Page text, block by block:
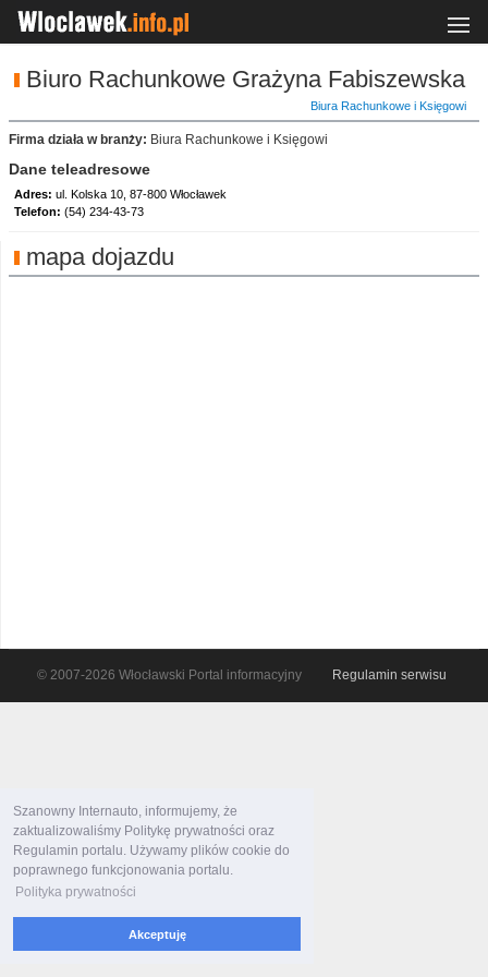
Szanowny Internauto, informujemy, że
zaktualizowaliśmy Politykę prywatności oraz
Regulamin portalu. Używamy plików cookie do
poprawnego funkcjonowania portalu.
Polityka prywatności
Akceptuję
Biuro Rachunkowe Grażyna Fabiszewska
Biura Rachunkowe i Księgowi
Firma działa w branży: Biura Rachunkowe i Księgowi
Dane teleadresowe
Adres: ul. Kolska 10, 87-800 Włocławek
Telefon: (54) 234-43-73
mapa dojazdu
© 2007-2026 Włocławski Portal informacyjny Regulamin serwisu